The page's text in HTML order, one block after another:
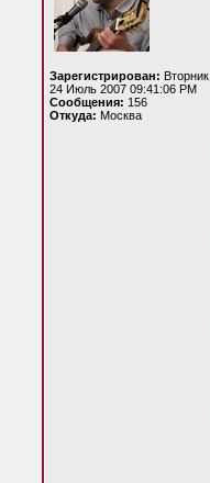
Зарегистрирован: Вторник
24 Июль 2007 09:41:06 PM
Сообщения: 156
Откуда: Москва